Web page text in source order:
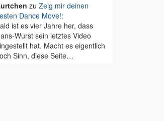
zu Zeig mir deinen
Dance Move!:
ist es vier Jahre her, dass
Wurst sein letztes Video
hat. Macht es eigentlich
Sinn, diese Seite…